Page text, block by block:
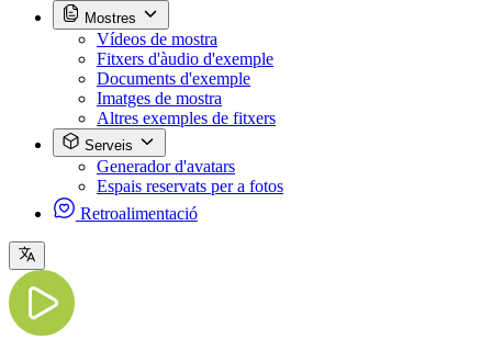
Mostres
Vídeos de mostra
Fitxers d'àudio d'exemple
Documents d'exemple
Imatges de mostra
Altres exemples de fitxers
Serveis
Generador d'avatars
Espais reservats per a fotos
Retroalimentació